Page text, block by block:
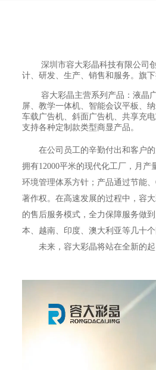
深圳市容大彩晶科技有限公司
计、研发、生产、销售和服务。旗下
容大彩晶主营系列产品：液晶广
屏、教学一体机、智能会议平板、
车载广告机、斜面广告机、共享充
支持各种定制款类型商显产品。
在公司员工的辛勤付出和客户的
拥有12000平米的现代化工厂，月产
环境管理体系方针；产品通过节能
著作权。在高速发展的过程中，容
的售后服务模式，全力保障服务做
本、越南、印度、澳大利亚等几十
未来，容大彩晶将站在全新的起